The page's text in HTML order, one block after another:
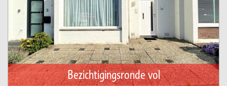
Bezichtigingsronde vol